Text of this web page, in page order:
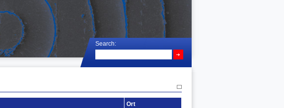
Search:
Ort